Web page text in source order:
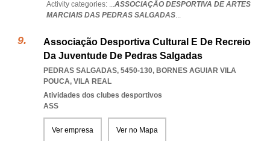
Activity categories: ...ASSOCIAÇÃO DESPORTIVA DE ARTES
MARCIAIS DAS PEDRAS SALGADAS...
Associação Desportiva Cultural E De Recreio
Da Juventude De Pedras Salgadas
PEDRAS SALGADAS, 5450-130, BORNES AGUIAR VILA
POUCA, VILA REAL
Atividades dos clubes desportivos
ASS
Ver empresa Ver no Mapa